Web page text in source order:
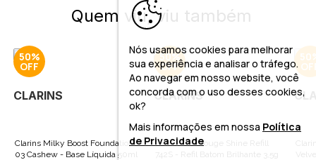
Quem viu, viu também
50%
CLARINS
Clarins Milky Boost Foundation
03 Cashew - Base Líquida 50ml
50%
CLARINS
Clarins Joli Rouge Shine Refill
742S - Refil Batom Brilhante 3,5g
Nós usamos cookies para melhorar
sua experiência e analisar o tráfego.
Ao navegar em nosso website, você
concorda com o uso desses cookies,
ok?
Mais informações em nossa Política
de Privacidade